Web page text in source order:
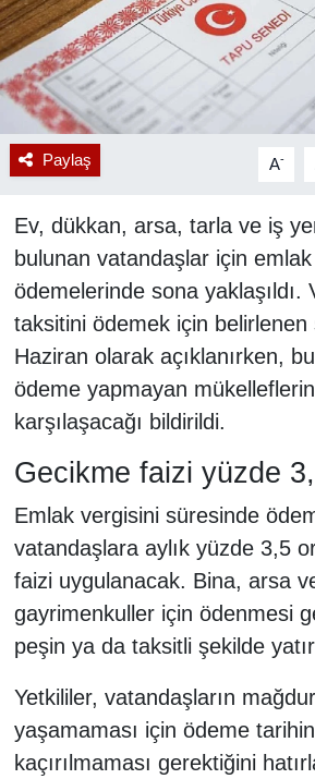
Paylaş A-
Ev, dükkan, arsa, tarla ve iş
bulunan vatandaşlar için
ödemelerinde sona yaklaşıldı.
taksitini ödemek için belirlenen
Haziran olarak açıklanırken,
ödeme yapmayan
karşılaşacağı bildirildi.
Gecikme faizi yüzde
Emlak vergisini süresinde
vatandaşlara aylık yüzde 3,5
faizi uygulanacak. Bina, arsa
gayrimenkuller için ödenmesi
peşin ya da taksitli şekilde
Yetkililer, vatandaşların
yaşamaması için ödeme
kaçırılmaması gerektiğini